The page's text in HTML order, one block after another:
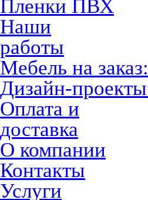
Пленки ПВХ
Наши
работы
Мебель на
Дизайн-
Оплата и
доставка
О компании
Контакты
Услуги